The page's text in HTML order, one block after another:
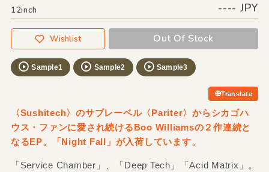
12inch ---- JPY
Wishlist Out Of Stock
Sample1 Sample2 Sample3
Translate
〈Sushitech〉のサブレーベル〈Pariter〉からシカゴハ
ウス・ファンに愛され続けるBoo Williamsの２作連続と
なるEP。「Night Fall」が入荷しています。
「Service Chamber」、「Deep Tech」「Acid Matrix」。